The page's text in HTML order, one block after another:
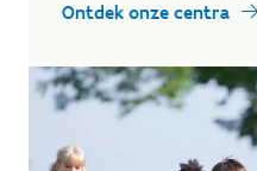
Ontdek onze centra